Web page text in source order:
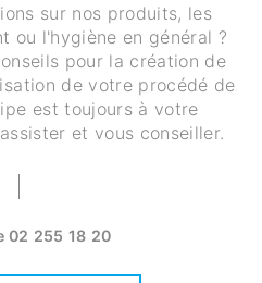
sur nos produits, les
ou l'hygiène en général ?
pour la création de
de votre procédé de
est toujours à votre
et vous conseiller.
02 255 18 20